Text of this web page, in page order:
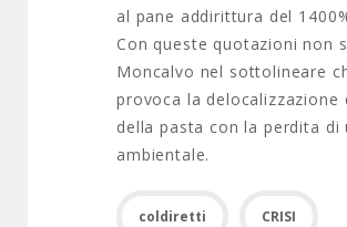
al pane addirittura del
Con queste quotazioni non
Moncalvo nel sottolineare
provoca la
della pasta con la perdita di
ambientale.
coldiretti CRISI